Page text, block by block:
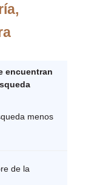
encuentran
menos
de la